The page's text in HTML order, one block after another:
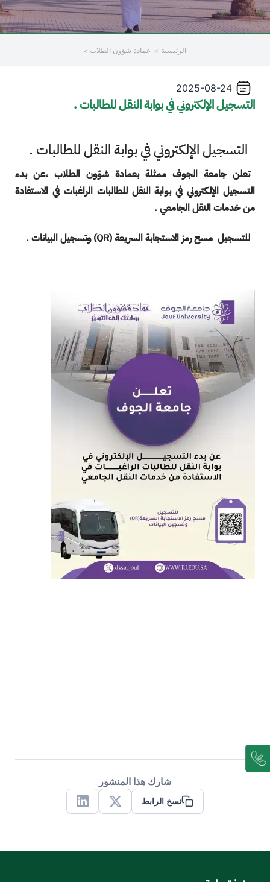
الرئيسية عمادة شؤون الطلاب
2025-08-24
التسجيل الإلكتروني في بوابة النقل للطالبات .
التسجيل الإلكتروني في بوابة النقل للطالبات .
تعلن جامعة الجوف ممثلة بعمادة شؤون الطلاب ،عن بدء
التسجيل الإلكتروني في بوابة النقل للطالبات الراغبات في الاستفادة
من خدمات النقل الجامعي .
للتسجيل مسح رمز الاستجابة السريعة (QR) وتسجيل البيانات .
الصورة
شارك هذا المنشور
نسخ الرابط
X
Linkedin